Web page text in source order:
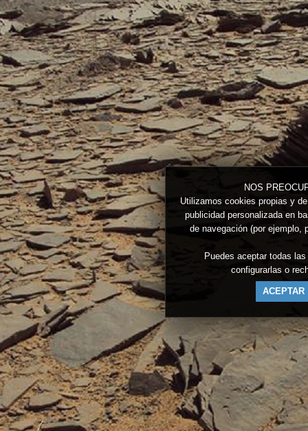
NOS
Utilizamos cookies propias y
publicidad personalizada en
de navegación (por
Puedes aceptar todas
configurarlas o
ACEPTAR